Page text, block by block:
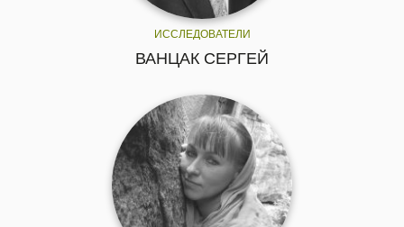
ИССЛЕДОВАТЕЛИ
ВАНЦАК СЕРГЕЙ